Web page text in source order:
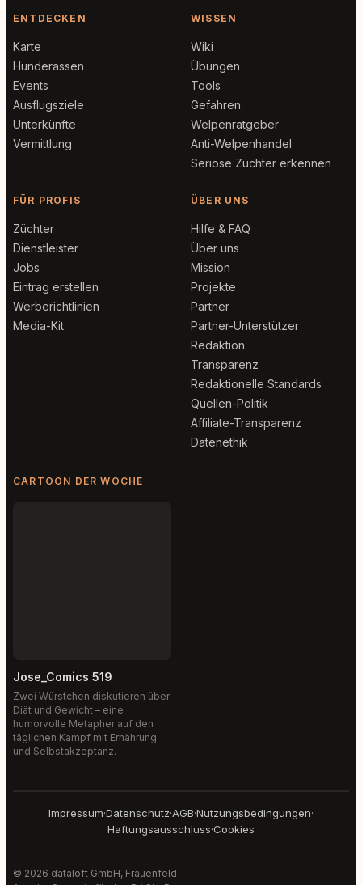
ENTDECKEN
Karte
Hunderassen
Events
Ausflugsziele
Unterkünfte
Vermittlung
WISSEN
Wiki
Übungen
Tools
Gefahren
Welpenratgeber
Anti-Welpenhandel
Seriöse Züchter erkennen
FÜR PROFIS
Züchter
Dienstleister
Jobs
Eintrag erstellen
Werberichtlinien
Media-Kit
ÜBER UNS
Hilfe & FAQ
Über uns
Mission
Projekte
Partner
Partner-Unterstützer
Redaktion
Transparenz
Redaktionelle Standards
Quellen-Politik
Affiliate-Transparenz
Datenethik
CARTOON DER WOCHE
Jose_Comics 519
Zwei Würstchen diskutieren über
Diät und Gewicht – eine
humorvolle Metapher auf den
täglichen Kampf mit Ernährung
und Selbstakzeptanz.
Impressum·Datenschutz·AGB·Nutzungsbedingungen·
Haftungsausschluss·Cookies
© 2026 dataloft GmbH, Frauenfeld